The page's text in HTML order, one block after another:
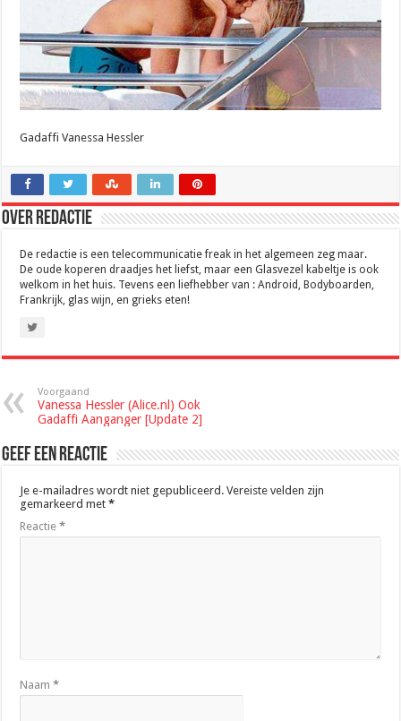
Gadaffi Vanessa Hessler
Over Redactie
De redactie is een telecommunicatie freak in het algemeen zeg maar.
De oude koperen draadjes het liefst, maar een Glasvezel kabeltje is ook
welkom in het huis. Tevens een liefhebber van : Android, Bodyboarden,
Frankrijk, glas wijn, en grieks eten!
Voorgaand
Vanessa Hessler (Alice.nl) Ook
Gadaffi Aanganger [Update 2]
Geef een reactie
Je e-mailadres wordt niet gepubliceerd. Vereiste velden zijn
gemarkeerd met*
Reactie*
Naam*